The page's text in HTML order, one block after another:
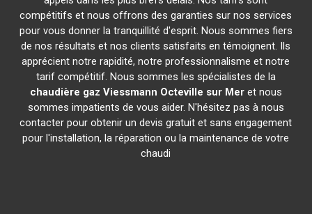
compétitifs et nous offrons des garanties sur nos services
pour vous donner la tranquillité d'esprit. Nous sommes fiers
de nos résultats et nos clients satisfaits en témoignent. Ils
apprécient notre rapidité, notre professionnalisme et notre
tarif compétitif. Nous sommes les spécialistes de la
chaudière gaz Viessmann Octeville sur Meret nous
sommes impatients de vous aider. N'hésitez pas à nous
contacter pour obtenir un devis gratuit et sans engagement
pour l'installation, la réparation ou la maintenance de votre
chaudi